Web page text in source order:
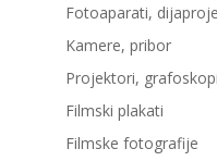
Fotoaparati,
Kamere, pribor
Projektori, grafoskopi
Filmski plakati
Filmske fotografije